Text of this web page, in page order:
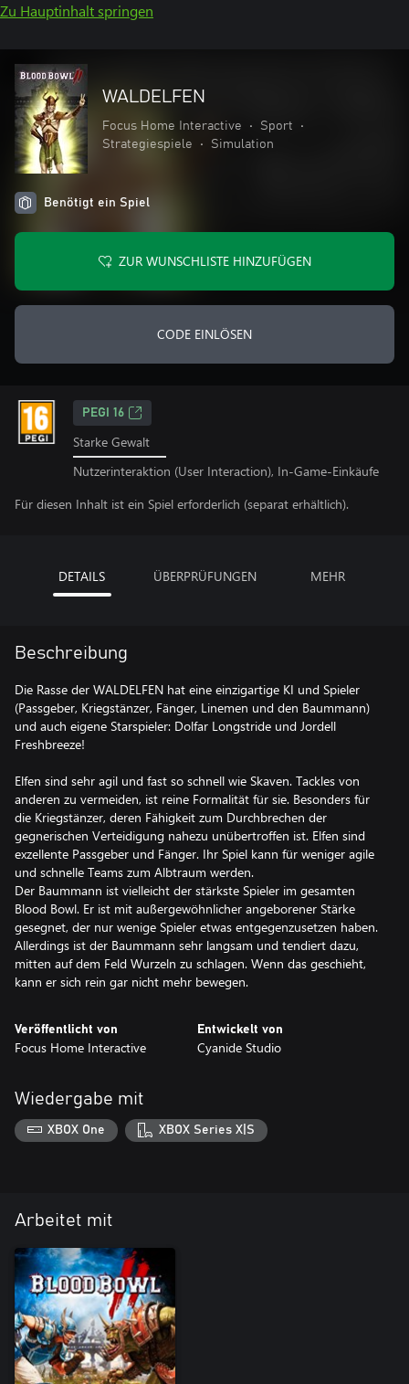
Zu Hauptinhalt springen
WALDELFEN
Focus Home Interactive • Sport
•
Strategiespiele
• Simulation
Benötigt ein Spiel
ZUR WUNSCHLISTE HINZUFÜGEN
CODE EINLÖSEN
PEGI 16
Starke Gewalt
Nutzerinteraktion (User Interaction), In-Game-Einkäufe
Für diesen Inhalt ist ein Spiel erforderlich (separat erhältlich).
DETAILS ÜBERPRÜFUNGEN MEHR
Beschreibung
Die Rasse der WALDELFEN hat eine einzigartige KI und Spieler
(Passgeber, Kriegstänzer, Fänger, Linemen und den Baummann)
und auch eigene Starspieler: Dolfar Longstride und Jordell
Freshbreeze!
Elfen sind sehr agil und fast so schnell wie Skaven. Tackles von
anderen zu vermeiden, ist reine Formalität für sie. Besonders für
die Kriegstänzer, deren Fähigkeit zum Durchbrechen der
gegnerischen Verteidigung nahezu unübertroffen ist. Elfen sind
exzellente Passgeber und Fänger. Ihr Spiel kann für weniger agile
und schnelle Teams zum Albtraum werden.
Der Baummann ist vielleicht der stärkste Spieler im gesamten
Blood Bowl. Er ist mit außergewöhnlicher angeborener Stärke
gesegnet, der nur wenige Spieler etwas entgegenzusetzen haben.
Allerdings ist der Baummann sehr langsam und tendiert dazu,
mitten auf dem Feld Wurzeln zu schlagen. Wenn das geschieht,
kann er sich rein gar nicht mehr bewegen.
Veröffentlicht von
Focus Home Interactive
Entwickelt von
Cyanide Studio
Wiedergabe mit
XBOX One XBOX Series X|S
Arbeitet mit